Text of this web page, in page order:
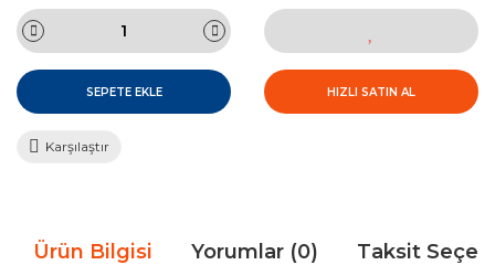
SEPETE EKLE HIZLI SATIN AL
Karşılaştır
Ürün Bilgisi Yorumlar (0) Taksit